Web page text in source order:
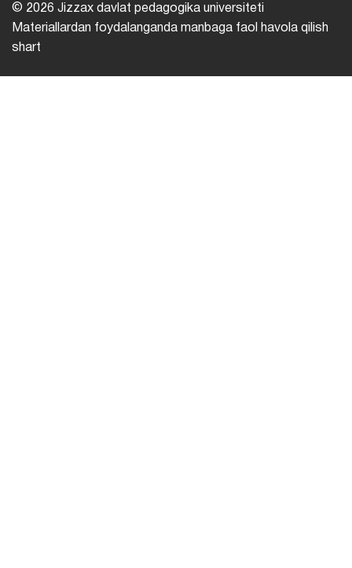
© 2026 Jizzax davlat pedagogika universiteti
Materiallardan foydalanganda manbaga faol havola qilish
shart